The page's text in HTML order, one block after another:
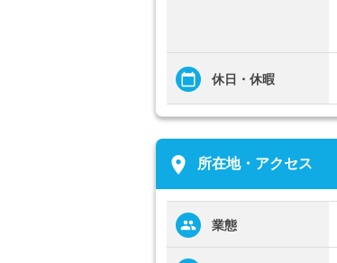
休日・休暇
place 所在地・アクセス
業態